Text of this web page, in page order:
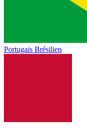
Portugais Brésilien